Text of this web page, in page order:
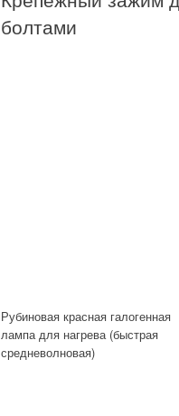
болтами
Рубиновая красная галогенная
лампа для нагрева (быстрая
средневолновая)